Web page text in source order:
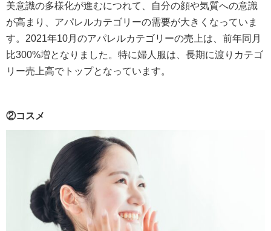
美意識の多様化が進むにつれて、自分の顔や気質への意識
が高まり、アパレルカテゴリーの需要が大きくなっていま
す。2021年10月のアパレルカテゴリーの売上は、前年同月
比300%増となりました。特に婦人服は、長期に渡りカテゴ
リー売上高でトップとなっています。
②コスメ